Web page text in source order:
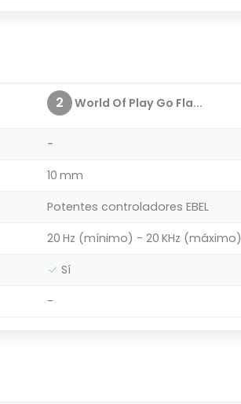
2 World Of Play Go Fla...
-
10 mm
Potentes controladores EBEL
20 Hz (mínimo) - 20 KHz (máximo)
Sí
-